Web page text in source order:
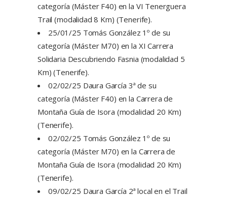
categoría (Máster F40) en la VI Tenerguera
Trail (modalidad 8 Km) (Tenerife).
25/01/25 Tomás González 1º de su
categoría (Máster M70) en la XI Carrera
Solidaria Descubriendo Fasnia (modalidad 5
Km) (Tenerife).
02/02/25 Daura García 3ª de su
categoría (Máster F40) en la Carrera de
Montaña Guía de Isora (modalidad 20 Km)
(Tenerife).
02/02/25 Tomás González 1º de su
categoría (Máster M70) en la Carrera de
Montaña Guía de Isora (modalidad 20 Km)
(Tenerife).
09/02/25 Daura García 2ª local en el Trail